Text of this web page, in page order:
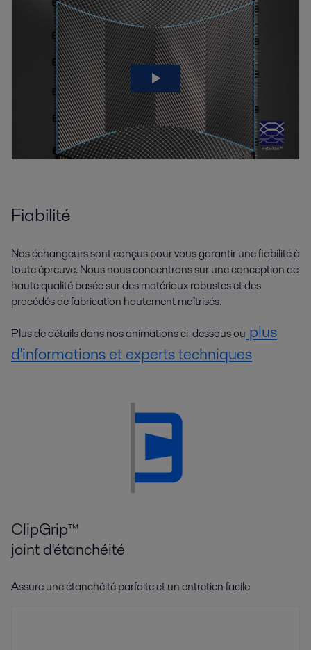
Fiabilité
Nos échangeurs sont conçus pour vous garantir une fiabilité à
toute épreuve. Nous nous concentrons sur une conception de
haute qualité basée sur des matériaux robustes et des
procédés de fabrication hautement maîtrisés.
Plus de détails dans nos animations ci-dessous ou plus
d'informations et experts techniques
ClipGrip™
joint d'étanchéité
Assure une étanchéité parfaite et un entretien facile